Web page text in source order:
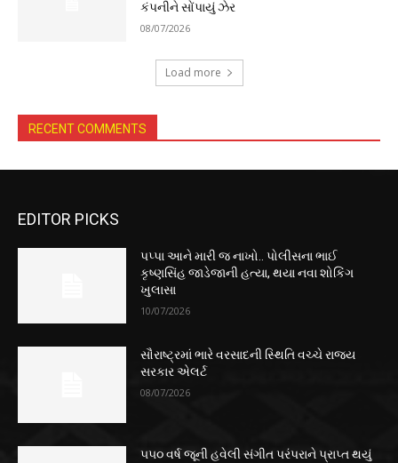
કંપનીને સોંપાયું ઝેર
08/07/2026
Load more
RECENT COMMENTS
EDITOR PICKS
પપ્પા આને મારી જ નાખો.. પોલીસના ભાઈ
કૃષ્ણસિંહ જાડેજાની હત્યા, થયા નવા શોકિંગ
ખુલાસા
10/07/2026
સૌરાષ્ટ્રમાં ભારે વરસાદની સ્થિતિ વચ્ચે રાજ્ય
સરકાર એલર્ટ
08/07/2026
૫૫૦ વર્ષ જૂની હવેલી સંગીત પરંપરાને પ્રાપ્ત થયું